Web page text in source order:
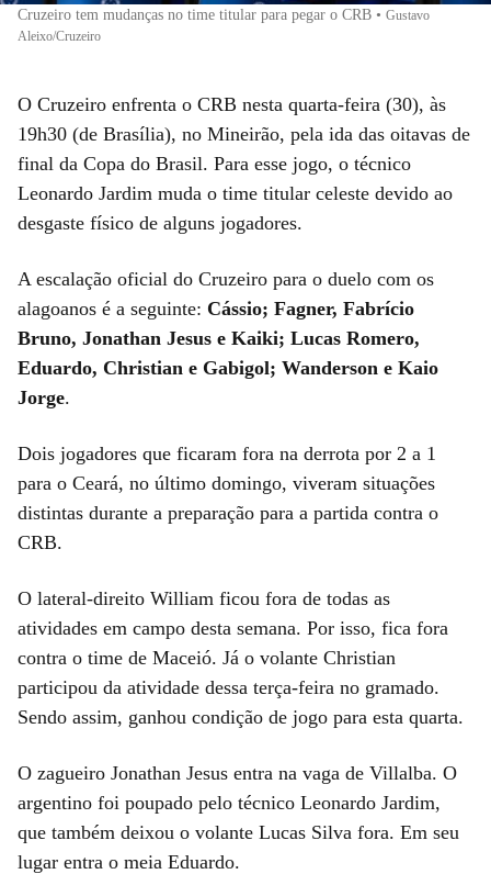
Cruzeiro tem mudanças no time titular para pegar o CRB • Gustavo
Aleixo/Cruzeiro
O Cruzeiro enfrenta o CRB nesta quarta-feira (30), às
19h30 (de Brasília), no Mineirão, pela ida das oitavas de
final da Copa do Brasil. Para esse jogo, o técnico
Leonardo Jardim muda o time titular celeste devido ao
desgaste físico de alguns jogadores.
A escalação oficial do Cruzeiro para o duelo com os
alagoanos é a seguinte: Cássio; Fagner, Fabrício
Bruno, Jonathan Jesus e Kaiki; Lucas Romero,
Eduardo, Christian e Gabigol; Wanderson e Kaio
Jorge.
Dois jogadores que ficaram fora na derrota por 2 a 1
para o Ceará, no último domingo, viveram situações
distintas durante a preparação para a partida contra o
CRB.
O lateral-direito William ficou fora de todas as
atividades em campo desta semana. Por isso, fica fora
contra o time de Maceió. Já o volante Christian
participou da atividade dessa terça-feira no gramado.
Sendo assim, ganhou condição de jogo para esta quarta.
O zagueiro Jonathan Jesus entra na vaga de Villalba. O
argentino foi poupado pelo técnico Leonardo Jardim,
que também deixou o volante Lucas Silva fora. Em seu
lugar entra o meia Eduardo.